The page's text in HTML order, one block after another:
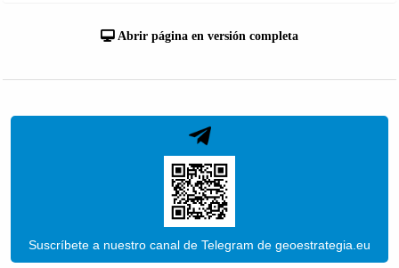
Abrir página en versión completa
Suscríbete a nuestro canal de Telegram de geoestrategia.eu